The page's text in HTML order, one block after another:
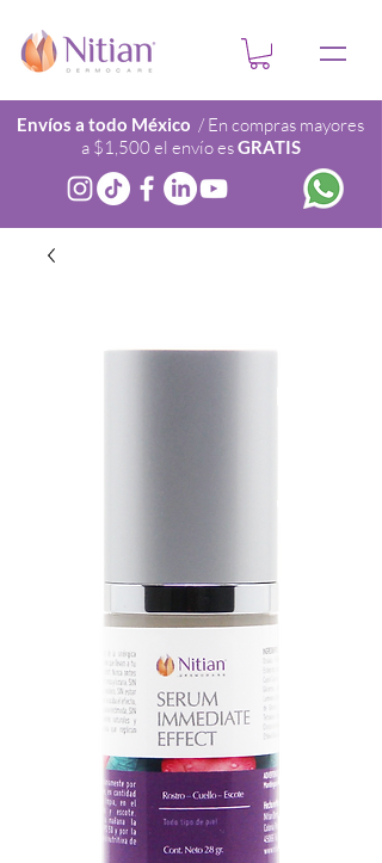
Envíos a todo México / En compras mayores
a $1,500 el envío esGRATIS